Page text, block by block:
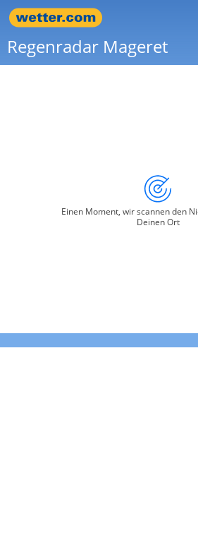
Regenradar Mageret
Einen Moment, wir scannen den
Deinen Ort